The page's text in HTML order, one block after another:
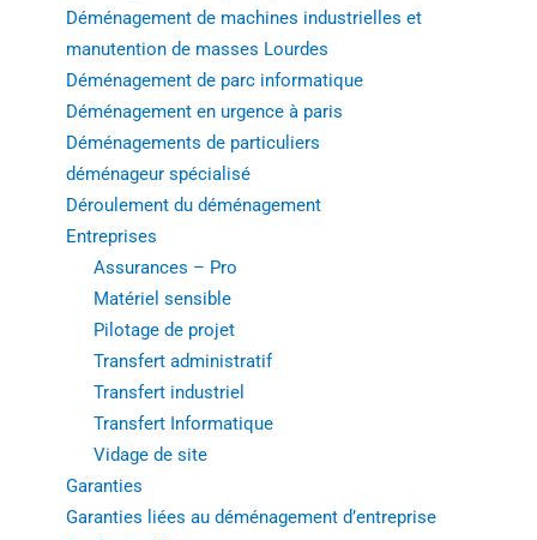
Déménagement de machines industrielles et
manutention de masses Lourdes
Déménagement de parc informatique
Déménagement en urgence à paris
Déménagements de particuliers
déménageur spécialisé
Déroulement du déménagement
Entreprises
Assurances – Pro
Matériel sensible
Pilotage de projet
Transfert administratif
Transfert industriel
Transfert Informatique
Vidage de site
Garanties
Garanties liées au déménagement d’entreprise